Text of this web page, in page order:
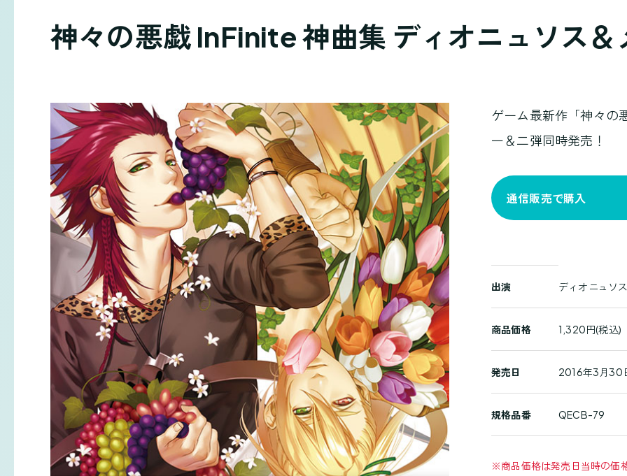
神々の悪戯 InFinite 神曲集 ディオニュソス＆
ゲーム最新作「神々の
一＆二弾同時発売！
通信販売で購入
出演 ディオニュソ
商品価格 1,320円(税込)
発売日 2016年3月30
規格品番 QECB-79
※商品価格は発売日当時の価